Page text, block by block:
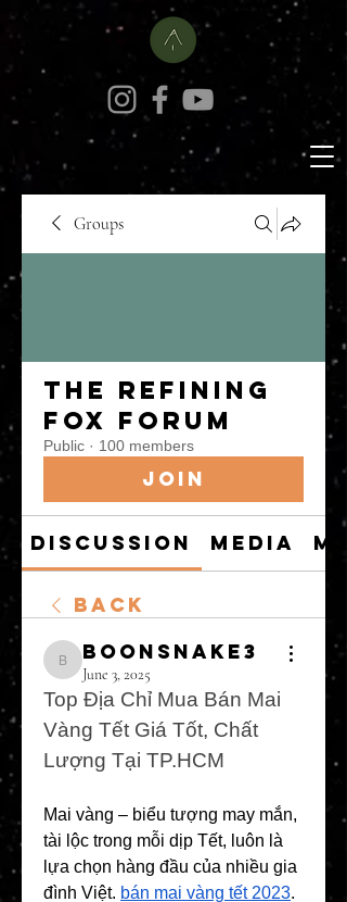
Groups
The Refining
Fox Forum
Public · 100 members
Join
Discussion Media
Back
boonsnake3
boonsnake3
June 3, 2025
Top Địa Chỉ Mua Bán Mai
Vàng Tết Giá Tốt, Chất
Lượng Tại TP.HCM
Mai vàng – biểu tượng may mắn,
tài lộc trong mỗi dịp Tết, luôn là
lựa chọn hàng đầu của nhiều gia
đình Việt. bán mai vàng tết 2023.